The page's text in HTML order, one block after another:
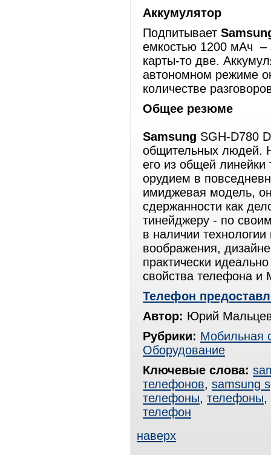
Аккумулятор
Подпитывает
емкостью 1200 мАч –
карты-то две.
автономном режиме
количестве
Общее резюме
Samsung SGH-D780
общительных людей.
его из общей
орудием в
имиджевая модель,
сдержанности как
тинейджеру - по
в наличии
воображения,
практически
свойства телефона и
Телефон
Автор: Юрий
Рубрики: Мобильная
Оборудование
Ключевые слова:
телефонов, samsung
телефоны, телефоны,
телефон
наверх